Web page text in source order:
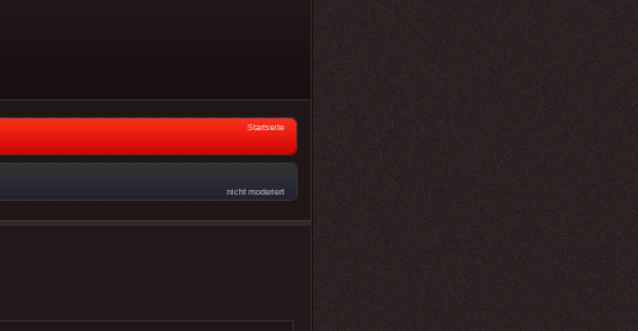
Startseite
nicht moderiert